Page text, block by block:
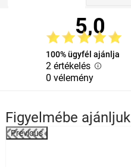
5,0
100% ügyfél ajánlja
2 értékelés
0 vélemény
Figyelmébe ajánljuk
Previous